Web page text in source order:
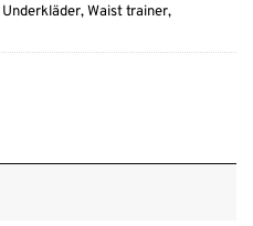
Underkläder,Waist trainer,